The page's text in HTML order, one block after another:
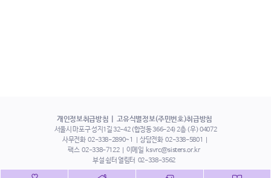
개인정보취급방침 고유식별정보(주민번호)취급방침
서울시 마포구 성지1길 32-42 (합정동 366-24) 2층 (우) 04072
사무전화 02-338-2890~1 상담전화 02-338-5801
팩스 02-338-7122 이메일 ksvrc@sisters.or.kr
부설 쉼터 열림터 02-338-3562